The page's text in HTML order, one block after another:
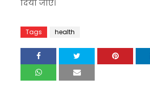
दिया जाए।
Tags health